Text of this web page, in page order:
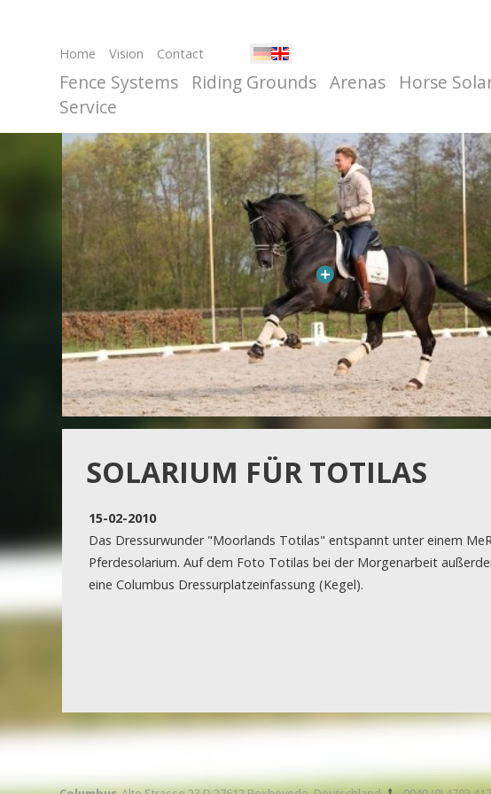
Home Vision Contact
Fence Systems Riding Grounds Arenas Horse
Service
SOLARIUM FÜR TOTILAS
15-02-2010
Das Dressurwunder "Moorlands Totilas" entspannt unter einem
Pferdesolarium. Auf dem Foto Totilas bei der Morgenarbeit
eine Columbus Dressurplatzeinfassung (Kegel).